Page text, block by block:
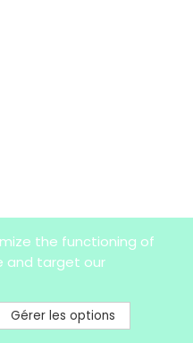
Manage your GDPR options
the functioning of
and target our
Gérer les options